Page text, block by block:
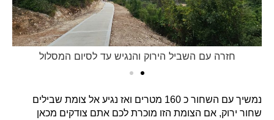
חזרה עם השביל הירוק והנגיש עד לסיום המסלול
נמשיך עם השחור כ 160 מטרים ואז נגיע אל צומת שבילים
שחור ירוק, אם הצומת הזו מוכרת לכם אתם צודקים מכאן